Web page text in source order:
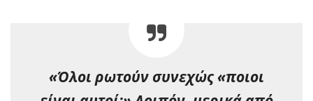
«Όλοι ρωτούν συνεχώς «ποιοι